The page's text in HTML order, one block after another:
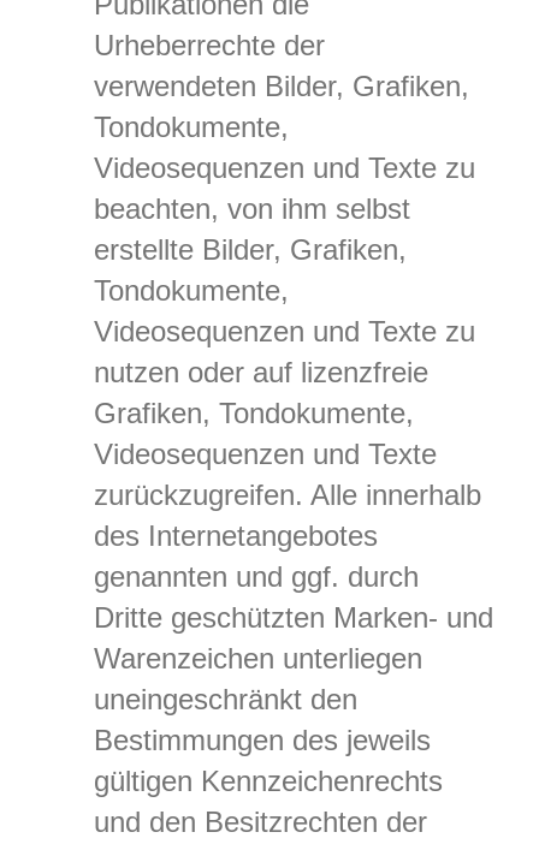
Urheberrechte der
verwendeten Bilder, Grafiken,
Tondokumente,
Videosequenzen und Texte zu
beachten, von ihm selbst
erstellte Bilder, Grafiken,
Tondokumente,
Videosequenzen und Texte zu
nutzen oder auf lizenzfreie
Grafiken, Tondokumente,
Videosequenzen und Texte
zurückzugreifen. Alle innerhalb
des Internetangebotes
genannten und ggf. durch
Dritte geschützten Marken- und
Warenzeichen unterliegen
uneingeschränkt den
Bestimmungen des jeweils
gültigen Kennzeichenrechts
und den Besitzrechten der